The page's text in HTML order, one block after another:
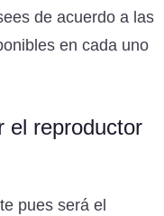
de acuerdo a las
en cada uno
el reproductor
pues será el